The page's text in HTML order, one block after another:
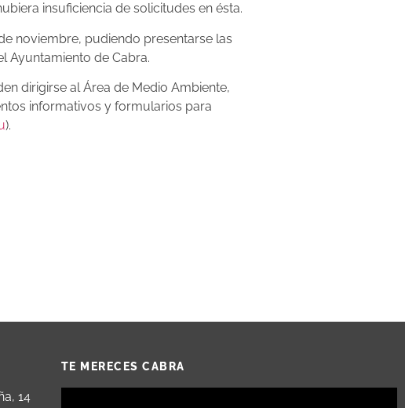
insuficiencia de solicitudes en ésta.
noviembre, pudiendo presentarse las
Ayuntamiento de Cabra.
dirigirse al Área de Medio Ambiente,
informativos y formularios para
).
14
TE MERECES CABRA